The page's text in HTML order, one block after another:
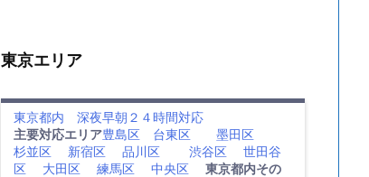
東京エリア
東京都内 深夜早朝２４時間対応
主要対応エリア豊島区 台東区
墨田区
杉並区
新宿区 品川区 渋谷区
世田谷
区
大田区 練馬区 中央区
東京都内その